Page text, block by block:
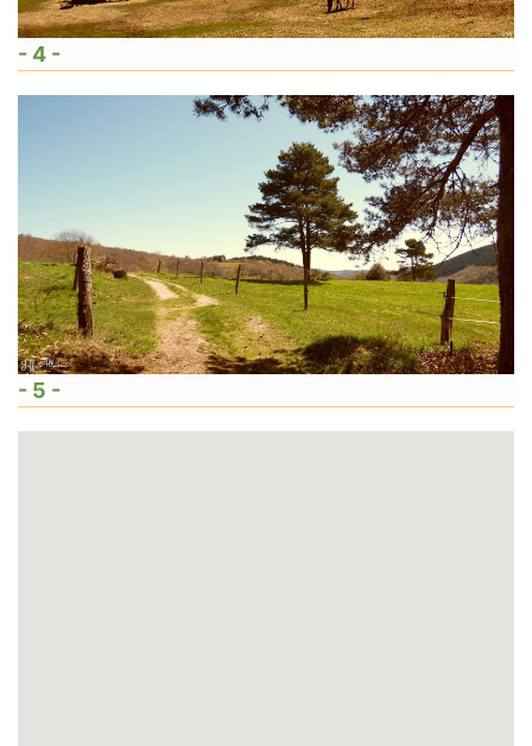
- 4 -
- 5 -